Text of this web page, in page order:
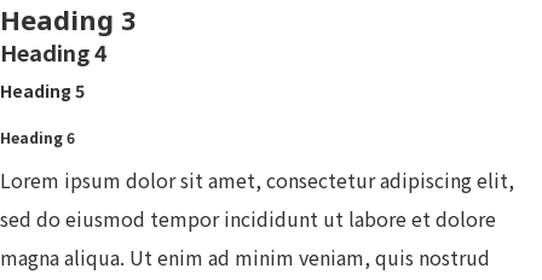
Heading 3
Heading 4
Heading 5
Heading 6
Lorem ipsum dolor sit amet, consectetur adipiscing elit,
sed do eiusmod tempor incididunt ut labore et dolore
magna aliqua. Ut enim ad minim veniam, quis nostrud